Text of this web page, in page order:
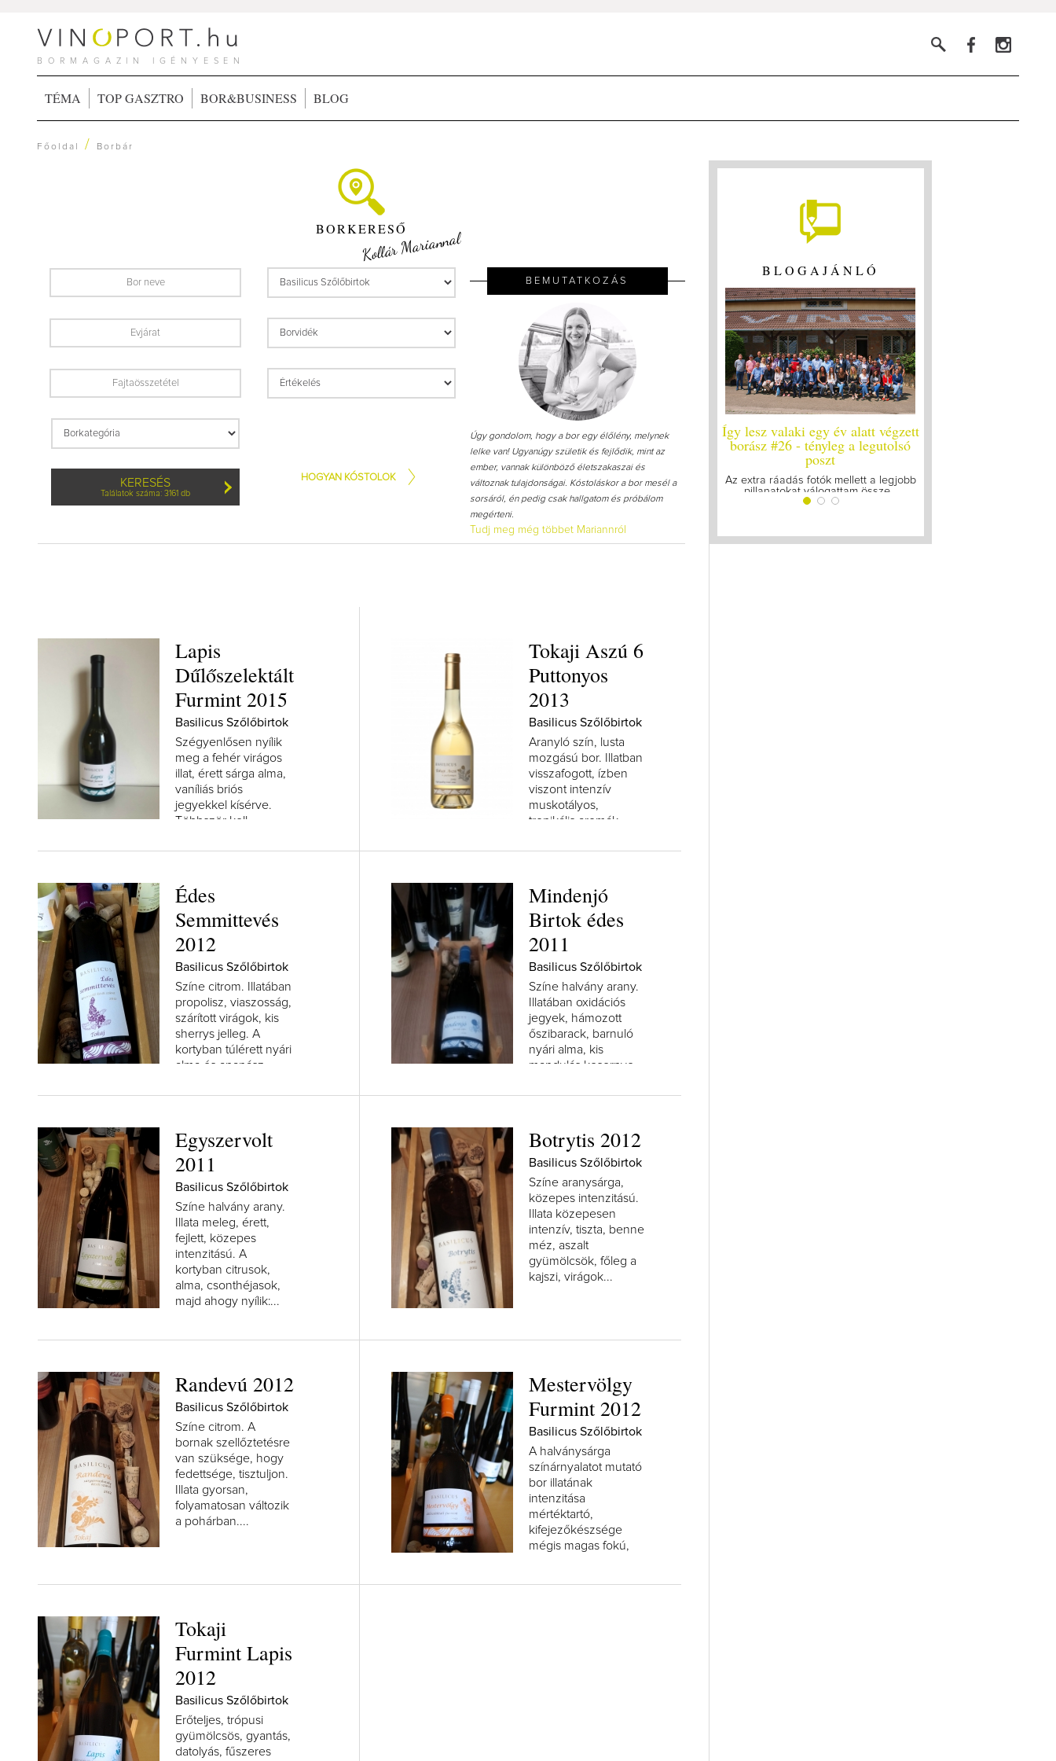
BORMAGAZIN IGÉNYESEN
TÉMA TOP GASZTRO BOR&BUSINESS BLOG
Főoldal / Borbár
BORKERESŐ
Kollár Mariannal
KERESÉS
Találatok száma: 3161 db
HOGYAN KÓSTOLOK
BEMUTATKOZÁS
Úgy gondolom, hogy a bor egy élőlény, melynek
lelke van! Ugyanúgy születik és fejlődik, mint az
ember, vannak különböző életszakaszai és
változnak tulajdonságai. Kóstoláskor a bor mesél a
sorsáról, én pedig csak hallgatom és próbálom
megérteni.
Tudj meg még többet Mariannról
Lapis
Dűlőszelektált
Furmint 2015
Basilicus Szőlőbirtok
Szégyenlősen nyílik
meg a fehér virágos
illat, érett sárga alma,
vaníliás briós
jegyekkel kísérve.
Többször kell
Tokaji Aszú 6
Puttonyos
2013
Basilicus Szőlőbirtok
Aranyló szín, lusta
mozgású bor. Illatban
visszafogott, ízben
viszont intenzív
muskotályos,
tropikális aromák
Édes
Semmittevés
2012
Basilicus Szőlőbirtok
Színe citrom. Illatában
propolisz, viaszosság,
szárított virágok, kis
sherrys jelleg. A
kortyban túlérett nyári
alma és ananász,...
Mindenjó
Birtok édes
2011
Basilicus Szőlőbirtok
Színe halvány arany.
Illatában oxidációs
jegyek, hámozott
őszibarack, barnuló
nyári alma, kis
mandulás kesernye.
Egyszervolt
2011
Basilicus Szőlőbirtok
Színe halvány arany.
Illata meleg, érett,
fejlett, közepes
intenzitású. A
kortyban citrusok,
alma, csonthéjasok,
majd ahogy nyílik:...
Botrytis 2012
Basilicus Szőlőbirtok
Színe aranysárga,
közepes intenzitású.
Illata közepesen
intenzív, tiszta, benne
méz, aszalt
gyümölcsök, főleg a
kajszi, virágok...
Randevú 2012
Basilicus Szőlőbirtok
Színe citrom. A
bornak szellőztetésre
van szüksége, hogy
fedettsége, tisztuljon.
Illata gyorsan,
folyamatosan változik
a pohárban....
Mestervölgy
Furmint 2012
Basilicus Szőlőbirtok
A halványsárga
színárnyalatot mutató
bor illatának
intenzitása
mértéktartó,
kifejezőkészsége
mégis magas fokú,
Tokaji
Furmint Lapis
2012
Basilicus Szőlőbirtok
Erőteljes, trópusi
gyümölcsös, gyantás,
datolyás, fűszeres
BLOGAJÁNLÓ
Így lesz valaki egy év alatt végzett
borász #26 - tényleg a legutolsó
poszt
Az extra ráadás fotók mellett a legjobb
Így lesz valaki egy év alatt végzett
borász #25
Megírtuk a modulzáró vizsgákat, már
lázasan készülünk az utolsó...